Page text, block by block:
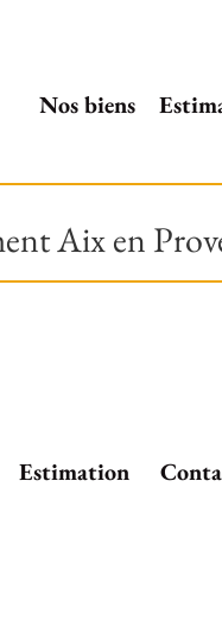
Nos biens
Aix en
Estimation